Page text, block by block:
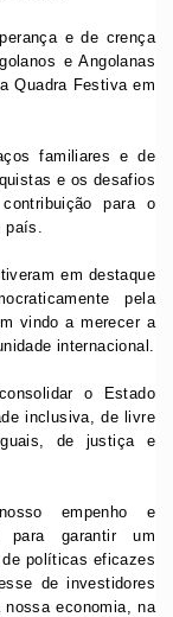
e de crença
e Angolanas
Quadra Festiva em
familiares e de
e os desafios
para o
em destaque
pela
vindo a merecer a
internacional.
o Estado
inclusiva, de livre
de justiça e
empenho e
para garantir um
políticas eficazes
de investidores
economia, na